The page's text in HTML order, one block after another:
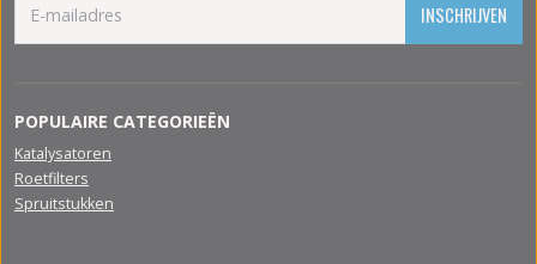
INSCHRIJVEN
POPULAIRE CATEGORIEËN
Katalysatoren
Roetfilters
Spruitstukken